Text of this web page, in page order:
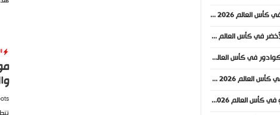
موعد مباراة السويد وتونس في كأس العالم 2026 والقنوات الناقلة
موعد مباراة إسبانيا والرأس الأخضر في كأس العالم 2026 والقنوات الناقلة
موعد مباراة ساحل العاج والإكوادور في كأس العالم 2026 والقنوات الناقلة
موعد مباراة أستراليا وتركيا في كأس العالم 2026 والقنوات الناقلة
موعد مباراة ألمانيا وكوراساو في كأس العالم 2026 والقنوات الناقلة